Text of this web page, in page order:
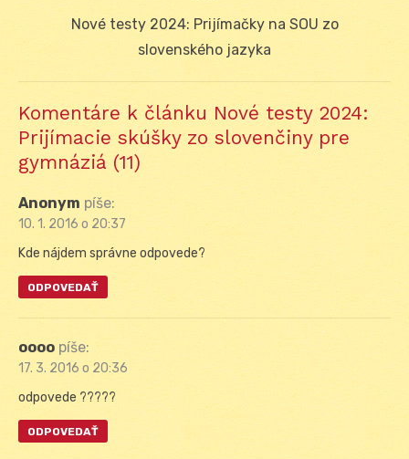
Nové testy 2024: Prijímačky na SOU zo
slovenského jazyka
Komentáre k článku Nové testy 2024:
Prijímacie skúšky zo slovenčiny pre
gymnáziá (11)
Anonym píše:
10. 1. 2016 o 20:37
Kde nájdem správne odpovede?
ODPOVEDAŤ
oooo píše:
17. 3. 2016 o 20:36
odpovede ?????
ODPOVEDAŤ